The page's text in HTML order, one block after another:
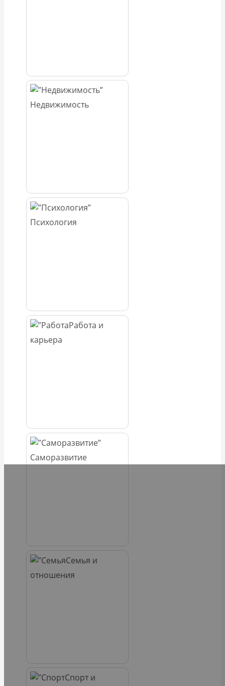
Недвижимость
Психология
Работа и
карьера
Саморазвитие
Семья и
отношения
Спорт и